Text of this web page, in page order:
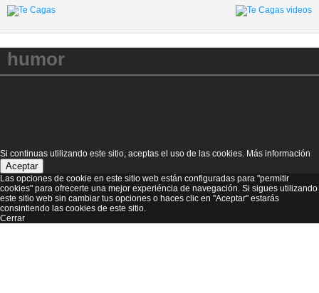
humor
Si continuas utilizando este sitio, aceptas el uso de las cookies. Más información
Aceptar
Las opciones de cookie en este sitio web están configuradas para "permitir
cookies" para ofrecerte una mejor experiéncia de navegación. Si sigues utilizando
este sitio web sin cambiar tus opciones o haces clic en "Aceptar" estarás
consintiendo las cookies de este sitio.
Cerrar